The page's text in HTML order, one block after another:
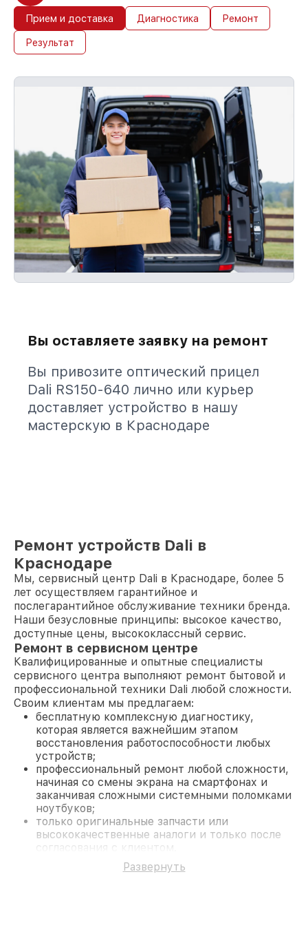
Прием и доставка Диагностика Ремонт
Результат
Вы оставляете заявку на ремонт
Вы привозите оптический прицел
Dali RS150-640 лично или курьер
доставляет устройство в нашу
мастерскую в Краснодаре
Ремонт устройств Dali в
Краснодаре
Мы, сервисный центр Dali в Краснодаре, более 5
лет осуществляем гарантийное и
послегарантийное обслуживание техники бренда.
Наши безусловные принципы: высокое качество,
доступные цены, высококлассный сервис.
Ремонт в сервисном центре
Квалифицированные и опытные специалисты
сервисного центра выполняют ремонт бытовой и
профессиональной техники Dali любой сложности.
Своим клиентам мы предлагаем:
бесплатную комплексную диагностику,
которая является важнейшим этапом
восстановления работоспособности любых
устройств;
профессиональный ремонт любой сложности,
начиная со смены экрана на смартфонах и
заканчивая сложными системными поломками
ноутбуков;
только оригинальные запчасти или
высококачественные аналоги и только после
согласования с клиентом.
На все работы и замененные комплектующие
предоставляется длительная гарантия. В случае
Развернуть